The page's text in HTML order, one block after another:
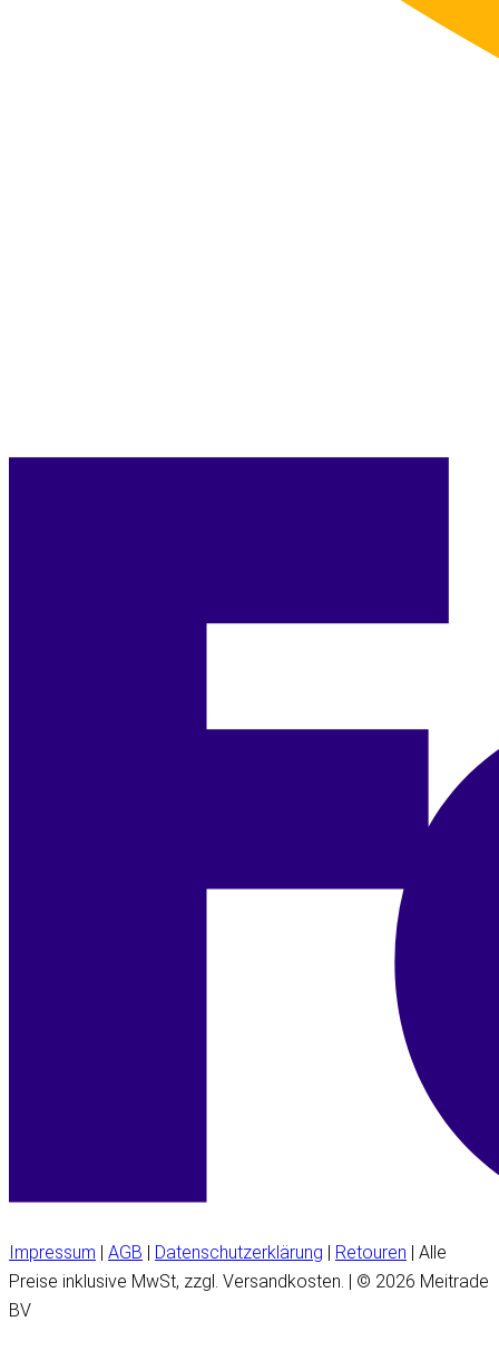
Impressum AGB Datenschutzerklärung Retouren | Alle
Preise inklusive MwSt, zzgl. Versandkosten. | © 2026 Meitrade
BV